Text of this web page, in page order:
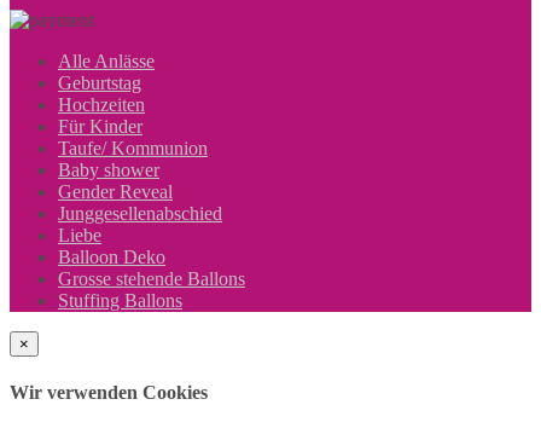
Alle Anlässe
Geburtstag
Hochzeiten
Für Kinder
Taufe/ Kommunion
Baby shower
Gender Reveal
Junggesellenabschied
Liebe
Balloon Deko
Grosse stehende Ballons
Stuffing Ballons
×
Wir verwenden Cookies